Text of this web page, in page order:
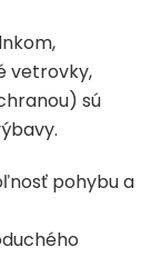
vetrovky,
sú
pohybu a